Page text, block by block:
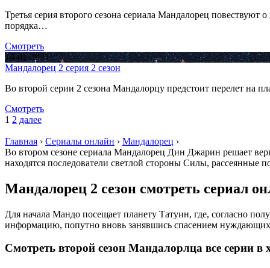
Третья серия второго сезона сериала Мандалорец
порядка…
Смотреть
14-01-2021
Мандалорец 2 серия 2 сезон
Во второй серии 2 сезона Мандалорцу предстоит перелет на
Смотреть
1 2 далее
Главная › Сериалы онлайн › Мандалорец ›
Во втором сезоне сериала Мандалорец Дин Джарин решает
находятся последователи светлой стороны Силы, рассеянные
Мандалорец 2 сезон смотреть сериал
Для начала Мандо посещает планету Татуин, где, согласно
информацию, попутно вновь занявшись спасением
Смотреть второй сезон Мандалорлца все серии в